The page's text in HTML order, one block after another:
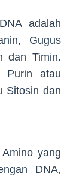
adalah
Gugus
dan Timin.
Purin atau
Sitosin dan
yang
DNA,